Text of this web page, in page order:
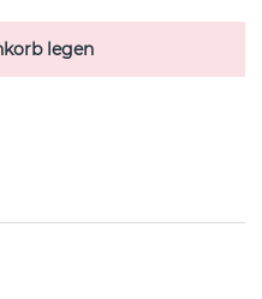
legen